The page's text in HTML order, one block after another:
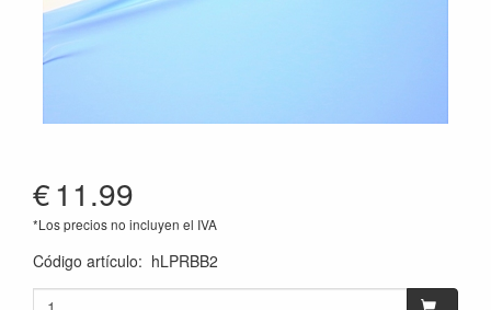
€11.99
*Los precios no incluyen el IVA
Código artículo: hLPRBB2